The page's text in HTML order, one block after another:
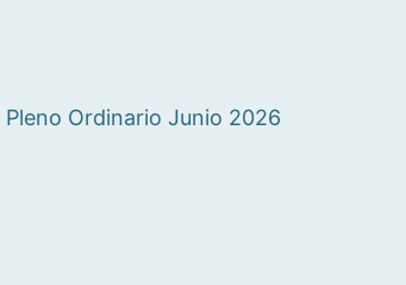
Pleno Ordinario Junio 2026